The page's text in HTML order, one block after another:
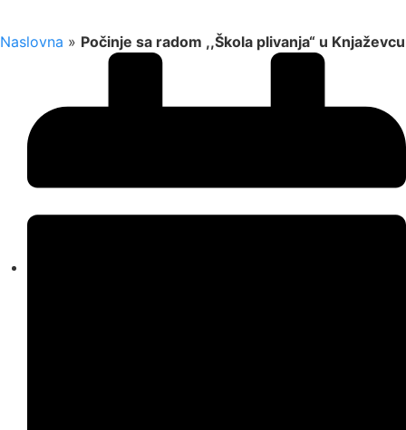
Naslovna » Počinje sa radom ,,Škola plivanja“ u Knjaževcu